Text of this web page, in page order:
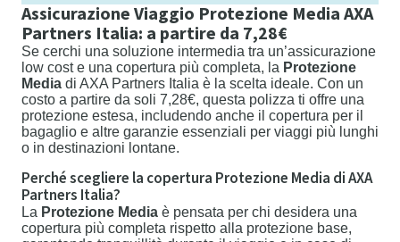
Assicurazione Viaggio Protezione Media AXA
Partners Italia: a partire da 7,28€
Se cerchi una soluzione intermedia tra un’assicurazione
low cost e una copertura più completa, la Protezione
Media di AXA Partners Italia è la scelta ideale. Con un
costo a partire da soli 7,28€, questa polizza ti offre una
protezione estesa, includendo anche il copertura per il
bagaglio e altre garanzie essenziali per viaggi più lunghi
o in destinazioni lontane.
Perché scegliere la copertura Protezione Media di AXA
Partners Italia?
La Protezione Media è pensata per chi desidera una
copertura più completa rispetto alla protezione base,